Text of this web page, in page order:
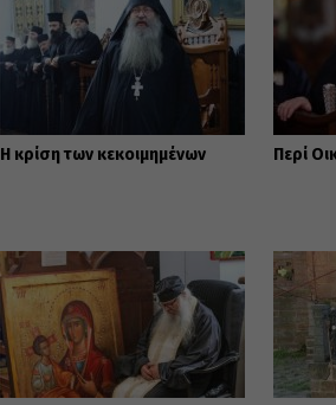
Η κρίση των κεκοιμημένων Περί